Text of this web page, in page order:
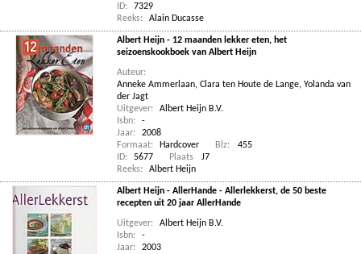
ID:
7329
Reeks:
Alain Ducasse
Albert Heijn - 12 maanden lekker eten, het
seizoenskookboek van Albert Heijn
Auteur:
Anneke Ammerlaan, Clara ten Houte de Lange, Yolanda van
der Jagt
Uitgever:
Albert Heijn B.V.
Isbn:
-
Jaar:
2008
Formaat:
Hardcover Blz:
455
ID:
5677 Plaats
J7
Reeks:
Albert Heijn
Albert Heijn - AllerHande - Allerlekkerst, de 50 beste
recepten uit 20 jaar AllerHande
Uitgever:
Albert Heijn B.V.
Isbn:
-
Jaar:
2003